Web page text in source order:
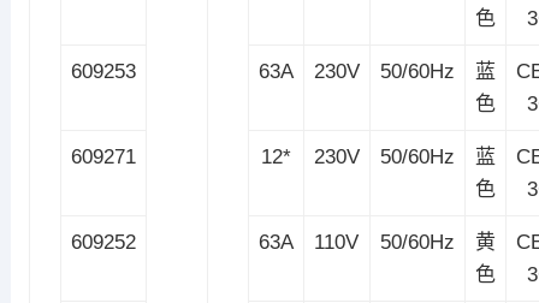
色
609253 63A 230V 50/60Hz
蓝
色
609271 12* 230V 50/60Hz
蓝
色
609252 63A 110V 50/60Hz
黄
色